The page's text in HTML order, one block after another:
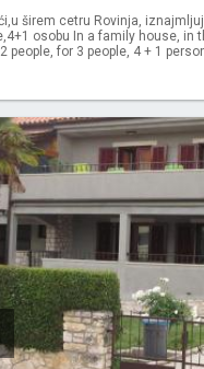
širem cetru Rovinja,
osobu In a family house, in
people, for 3 people, 4 + 1